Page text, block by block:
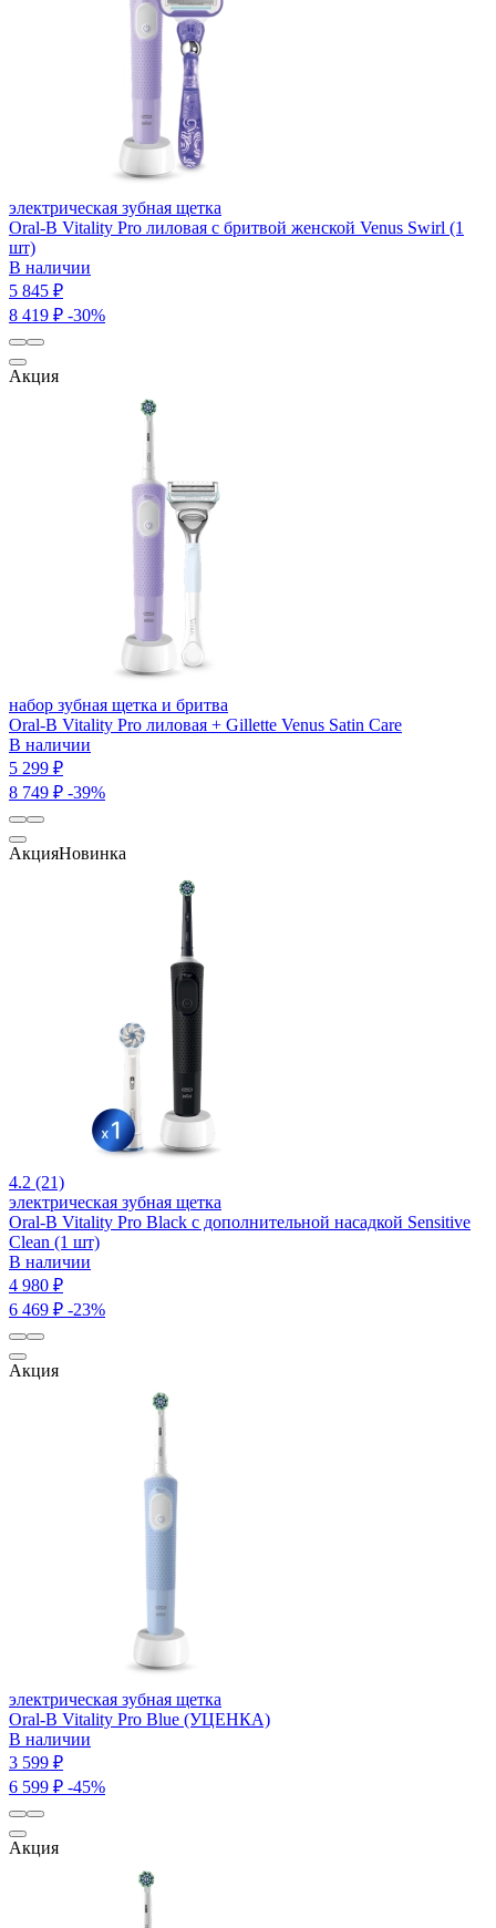
электрическая зубная щетка
Oral-B Vitality Pro лиловая с бритвой женской Venus Swirl (1
шт)
В наличии
5 845 ₽
8 419 ₽ -30%
Акция
набор зубная щетка и бритва
Oral-B Vitality Pro лиловая + Gillette Venus Satin Care
В наличии
5 299 ₽
8 749 ₽ -39%
АкцияНовинка
4.2 (21)
электрическая зубная щетка
Oral-B Vitality Pro Black c дополнительной насадкой Sensitive
Clean (1 шт)
В наличии
4 980 ₽
6 469 ₽ -23%
Акция
электрическая зубная щетка
Oral-B Vitality Pro Blue (УЦЕНКА)
В наличии
3 599 ₽
6 599 ₽ -45%
Акция